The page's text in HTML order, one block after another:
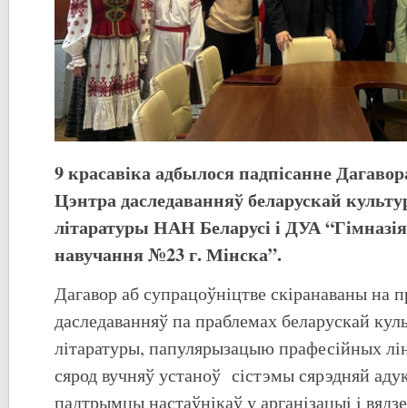
9 красавіка адбылося падпісанне
Цэнтра даследаванняў беларускай
літаратуры НАН Беларусі і ДУА
навучання №23 г. Мінска”.
Дагавор аб супрацоўніцтве скіранаваны на
даследаванняў па праблемах беларускай
літаратуры, папулярызацыю прафесійных
сярод вучняў устаноў сістэмы сярэдняй
падтрымцы настаўнікаў у арганiзацыi i